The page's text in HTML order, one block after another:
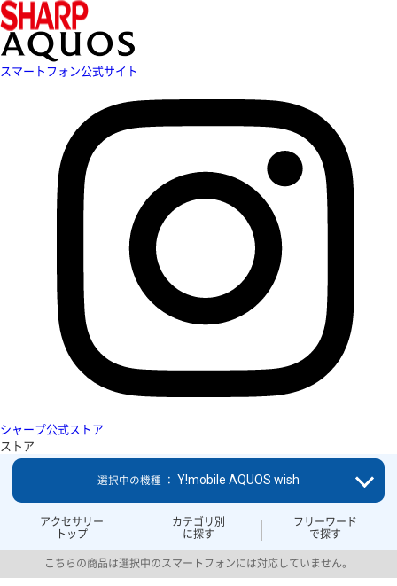
スマートフォン公式サイト
シャープ公式ストア
ストア
アクセサリー
トップ
カテゴリ別
に探す
フリーワード
で探す
選択中の機種 ： Y!mobile AQUOS wish
こちらの商品は選択中のスマートフォンには対応していません。